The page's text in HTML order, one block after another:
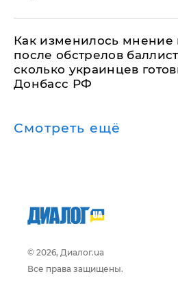
Как изменилось мнение
после обстрелов
сколько украинцев
Донбасс РФ
Смотреть ещё
© 2026, Диалог.ua
Все права защищены.